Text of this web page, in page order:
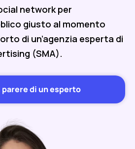
network per
giusto al momento
di un’agenzia esperta di
(SMA).
di un esperto